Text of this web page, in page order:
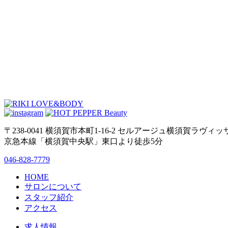
〒238-0041 横須賀市本町1-16-2 セルアージュ横須賀ラヴィッ
京急本線「横須賀中央駅」東口より徒歩5分
046-828-7779
HOME
サロンについて
スタッフ紹介
アクセス